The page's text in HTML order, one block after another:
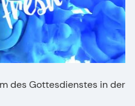
des Gottesdienstes in der